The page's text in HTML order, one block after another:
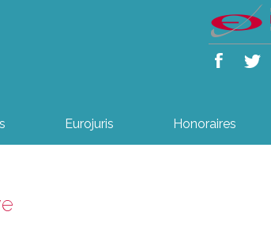
Eurojuris Honoraires